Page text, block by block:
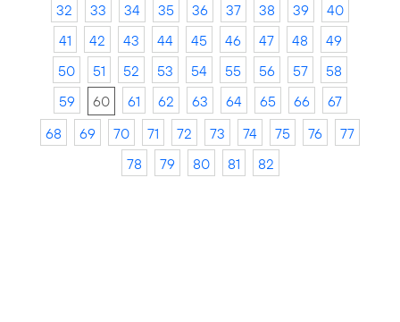
32
33 34 35 36 37 38 39
40
41
42 43 44 45 46 47 48
49
50
51 52 53 54 55 56 57
58
59
60 61 62 63 64 65 66
67
68
69 70 71 72 73 74 75 76
77
78
79 80 81 82